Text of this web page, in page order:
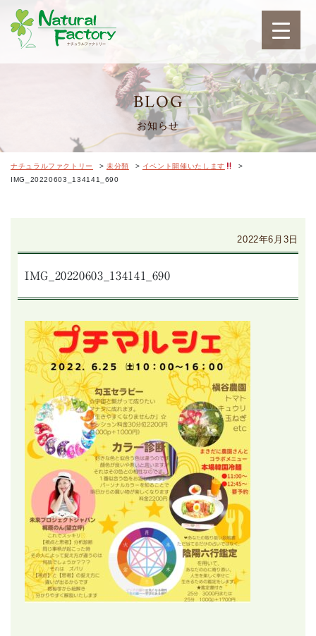
ナチュラルファクトリ
BLOG
お知らせ
ナチュラルファクトリー > 未分類 > イベント開催いたします
>
IMG_20220603_134141_690
2022年6月3日
IMG_20220603_134141_690